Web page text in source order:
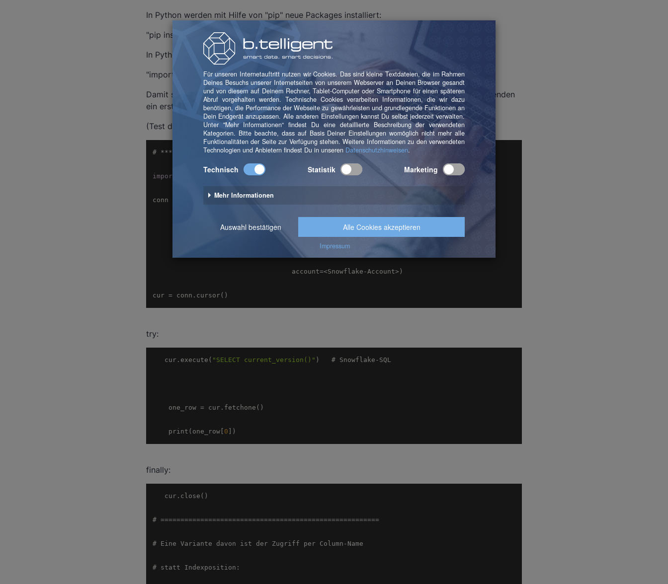
In Python werden mit Hilfe von "pip" neue Packages installiert:
"pip install snowflake-connector-python"
In Python-Code wird folgender Modulimport möglich:
"import snowflake.connector"
Damit steht der Python-Connector zur Verfügung, und die Umsetzung kann starten. Im Folgenden
ein erstes Python-Snippet:
(Test der Verbindung)
import
cur = conn.cursor()
try:
   cur.execute(
"SELECT current_version()"
    print(one_row[
0 ])
finally: